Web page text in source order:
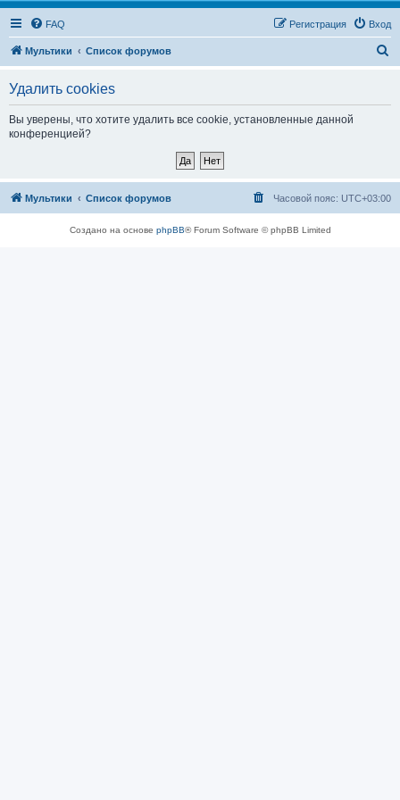
FAQ Вход
Регистрация
Мультики Список форумов
Удалить cookies
Вы уверены, что хотите удалить все cookie, установленные данной
конференцией?
Мультики Список форумов Часовой пояс: UTC+03:00
Создано на основе phpBB® Forum Software © phpBB Limited